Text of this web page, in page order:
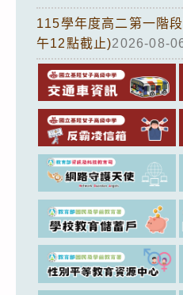
115學年度高二第一階
午12點截止)2026-08-